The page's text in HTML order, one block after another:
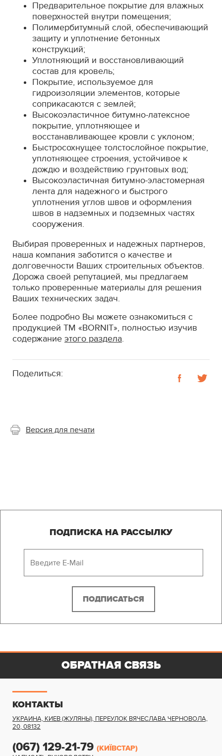
Предварительное покрытие для влажных
поверхностей внутри помещения;
Полимербитумный слой, обеспечивающий
защиту и уплотнение бетонных
конструкций;
Уплотняющий и восстановливающий
состав для кровель;
Покрытие, используемое для
гидроизоляции элементов, которые
соприкасаются с землей;
Высокоэластичное битумно-латексное
покрытие, уплотняющее и
восстанавливающее кровли с уклоном;
Быстросохнущее толстослойное покрытие,
уплотняющее строения, устойчивое к
дождю и воздействию грунтовых вод;
Высокоэластичная битумно-эластомерная
лента для надежного и быстрого
уплотнения углов швов и оформления
швов в надземных и подземных частях
сооружения.
Выбирая проверенных и надежных партнеров,
наша компания заботится о качестве и
долговечности Ваших строительных объектов.
Дорожа своей репутацией, мы предлагаем
только проверенные материалы для решения
Ваших технических задач.
Более подробно Вы можете ознакомиться с
продукцией ТМ «BORNIT», полностью изучив
содержание этого раздела.
Поделиться:
Версия для печати
ПОДПИСКА НА РАССЫЛКУ
КОНТАКТЫ
УКРАИНА, КИЕВ (ЖУЛЯНЫ), ПЕРЕУЛОК ВЯЧЕСЛАВА ЧЕРНОВОЛА,
20,08132
(067) 129-21-79 (КИЇВСТАР)
ОБРАТНАЯ СВЯЗЬ